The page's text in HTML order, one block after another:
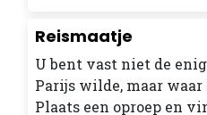
Reismaatje
U bent vast niet de
Parijs wilde, maar
Plaats een oproep en